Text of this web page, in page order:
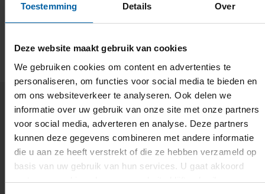
Toestemming Details Over
Deze website maakt gebruik van cookies
We gebruiken cookies om content en advertenties te
personaliseren, om functies voor social media te bieden en
om ons websiteverkeer te analyseren. Ook delen we
informatie over uw gebruik van onze site met onze partners
voor social media, adverteren en analyse. Deze partners
kunnen deze gegevens combineren met andere informatie
die u aan ze heeft verstrekt of die ze hebben verzameld op
basis van uw gebruik van hun services. U gaat akkoord
met onze cookies als u onze website blijft gebruiken.
Cradle ontwikkeld heeft, heeft een eenvoudige
workflow en levert snelle resultaten op.